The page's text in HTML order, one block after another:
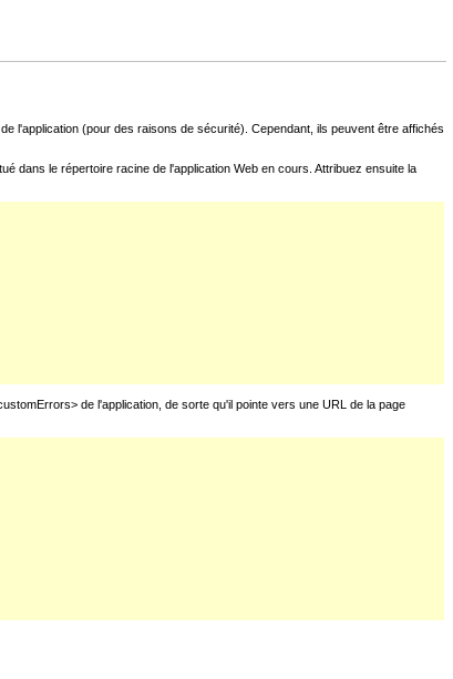
l'application (pour des raisons de sécurité). Cependant, ils peuvent être affichés
dans le répertoire racine de l'application Web en cours. Attribuez ensuite la
de l'application, de sorte qu'il pointe vers une URL de la page